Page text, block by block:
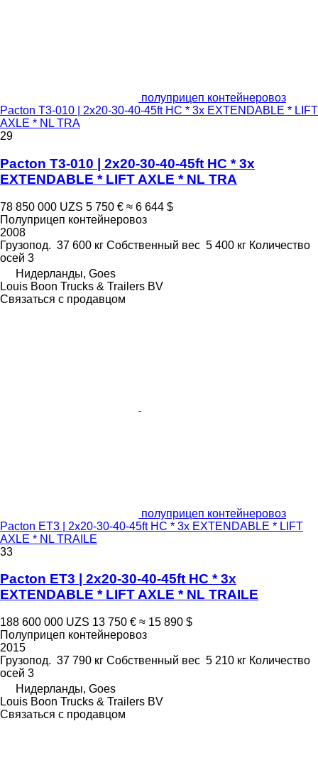
полуприцеп контейнеровоз
Pacton T3-010 | 2x20-30-40-45ft HC * 3x EXTENDABLE * LIFT
AXLE * NL TRA
29
Pacton T3-010 | 2x20-30-40-45ft HC * 3x
EXTENDABLE * LIFT AXLE * NL TRA
78 850 000 UZS 5 750 € ≈ 6 644 $
Полуприцеп контейнеровоз
2008
Грузопод. 37 600 кг Собственный вес 5 400 кг Количество
осей 3
Нидерланды, Goes
Louis Boon Trucks & Trailers BV
Связаться с продавцом
полуприцеп контейнеровоз
Pacton ET3 | 2x20-30-40-45ft HC * 3x EXTENDABLE * LIFT
AXLE * NL TRAILE
33
Pacton ET3 | 2x20-30-40-45ft HC * 3x
EXTENDABLE * LIFT AXLE * NL TRAILE
188 600 000 UZS 13 750 € ≈ 15 890 $
Полуприцеп контейнеровоз
2015
Грузопод. 37 790 кг Собственный вес 5 210 кг Количество
осей 3
Нидерланды, Goes
Louis Boon Trucks & Trailers BV
Связаться с продавцом